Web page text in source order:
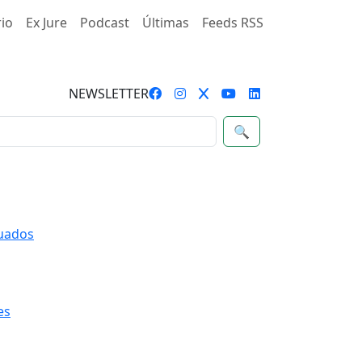
Ex Jure Podcast Últimas Feeds RSS
NEWSLETTER
🔍